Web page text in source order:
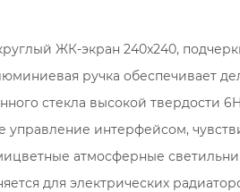
ЖК-экран 240x240,
ручка обеспечивает
стекла высокой твердости
интерфейсом,
атмосферные
для электрических